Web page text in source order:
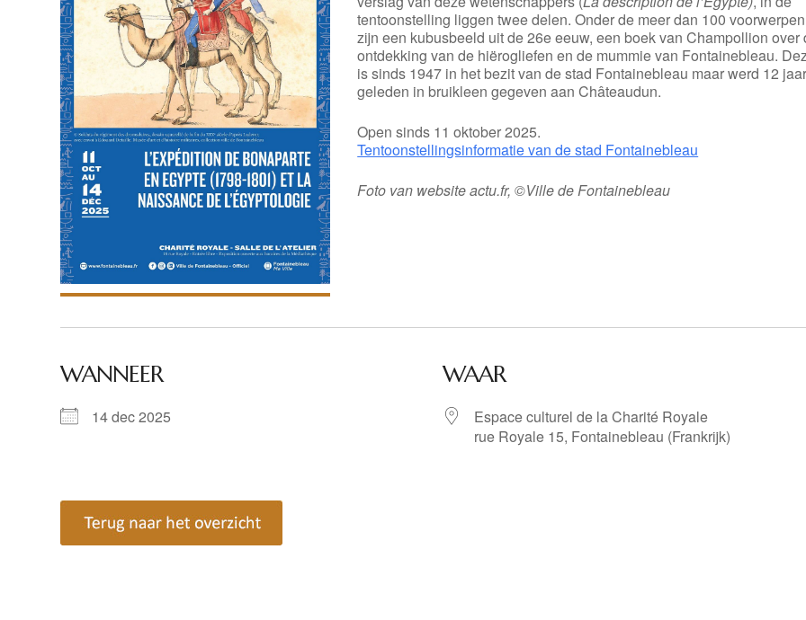
tentoonstelling liggen twee delen. Onder de meer dan 100 voorwerpen
zijn een kubusbeeld uit de 26e eeuw, een boek van Champollion over
ontdekking van de hiërogliefen en de mummie van Fontainebleau.
is sinds 1947 in het bezit van de stad Fontainebleau maar werd 12 jaar
geleden in bruikleen gegeven aan Châteaudun.
Open sinds 11 oktober 2025.
Tentoonstellingsinformatie van de stad Fontainebleau
Foto van website actu.fr, ©Ville de Fontainebleau
WANNEER
14 dec 2025
WAAR
Espace culturel de la Charité Royale
rue Royale 15, Fontainebleau (Frankrijk)